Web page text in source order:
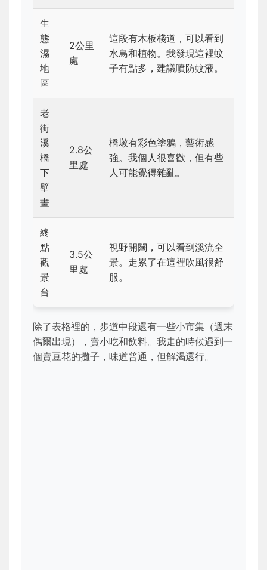
生
態
濕
地
區
2公里
處
這段有木板棧道，可以看到
水鳥和植物。我發現這裡蚊
子有點多，建議噴防蚊液。
老
街
溪
橋
下
壁
畫
2.8公
里處
橋墩有彩色塗鴉，藝術感
強。我個人很喜歡，但有些
人可能覺得雜亂。
終
點
觀
景
台
3.5公
里處
視野開闊，可以看到溪流全
景。走累了在這裡吹風很舒
服。
除了表格裡的，步道中段還有一些小市集（週末
偶爾出現），賣小吃和飲料。我走的時候遇到一
個賣豆花的攤子，味道普通，但解渴還行。